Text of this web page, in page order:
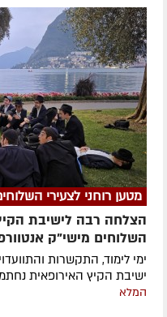
מטען רוחני לצעירי
הצלחה רבה לישיבת
השלוחים מישי"ק
ימי לימוד, התקשרות
ישיבת הקיץ האירופאית
המלא